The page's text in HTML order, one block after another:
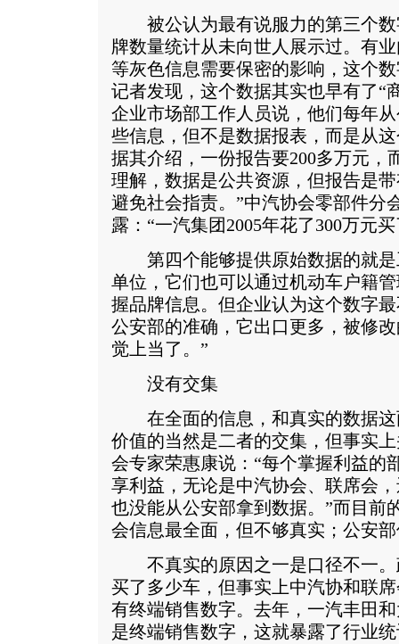
被公认为最有说服力的第三个数
牌数量统计从未向世人展示过。有
等灰色信息需要保密的影响，这个
记者发现，这个数据其实也早有了“
企业市场部工作人员说，他们每年
些信息，但不是数据报表，而是从
据其介绍，一份报告要200多万元，
理解，数据是公共资源，但报告是
避免社会指责。”中汽协会零部件分
露：“一汽集团2005年花了300万元
第四个能够提供原始数据的就是
单位，它们也可以通过机动车户籍
握品牌信息。但企业认为这个数字
公安部的准确，它出口更多，被修
觉上当了。”
没有交集
在全面的信息，和真实的数据这
价值的当然是二者的交集，但事实
会专家荣惠康说：“每个掌握利益的
享利益，无论是中汽协会、联席会
也没能从公安部拿到数据。”而目前
会信息最全面，但不够真实；公安
不真实的原因之一是口径不一。
买了多少车，但事实上中汽协和联
有终端销售数字。去年，一汽丰田
是终端销售数字，这就暴露了行业